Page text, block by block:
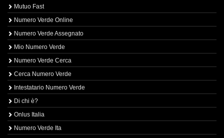
Mutuo Fast
Numero Verde Online
Numero Verde Assegnato
Mio Numero Verde
Numero Verde Cerca
Cerca Numero Verde
Intestatario Numero Verde
Di chi è?
Onlus Italia
Numero Verde Ita